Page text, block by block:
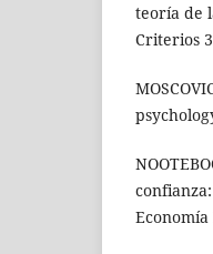
teoría de
Criterios
Economía